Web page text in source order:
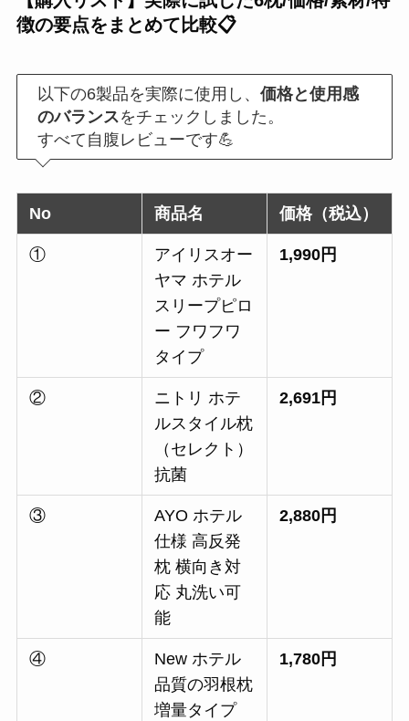
徴の要点をまとめて比較📋
以下の6製品を実際に使用し、価格と使用感
のバランスをチェックしました。
すべて自腹レビューです💪
No 商品名 価格（税込）
①
アイリスオー
ヤマ ホテル
スリープピロ
ー フワフワ
タイプ
1,990円
②
ニトリ ホテ
ルスタイル枕
（セレクト）
抗菌
2,691円
③
AYO ホテル
仕様 高反発
枕 横向き対
応 丸洗い可
能
2,880円
④
New ホテル
品質の羽根枕
増量タイプ
1,780円